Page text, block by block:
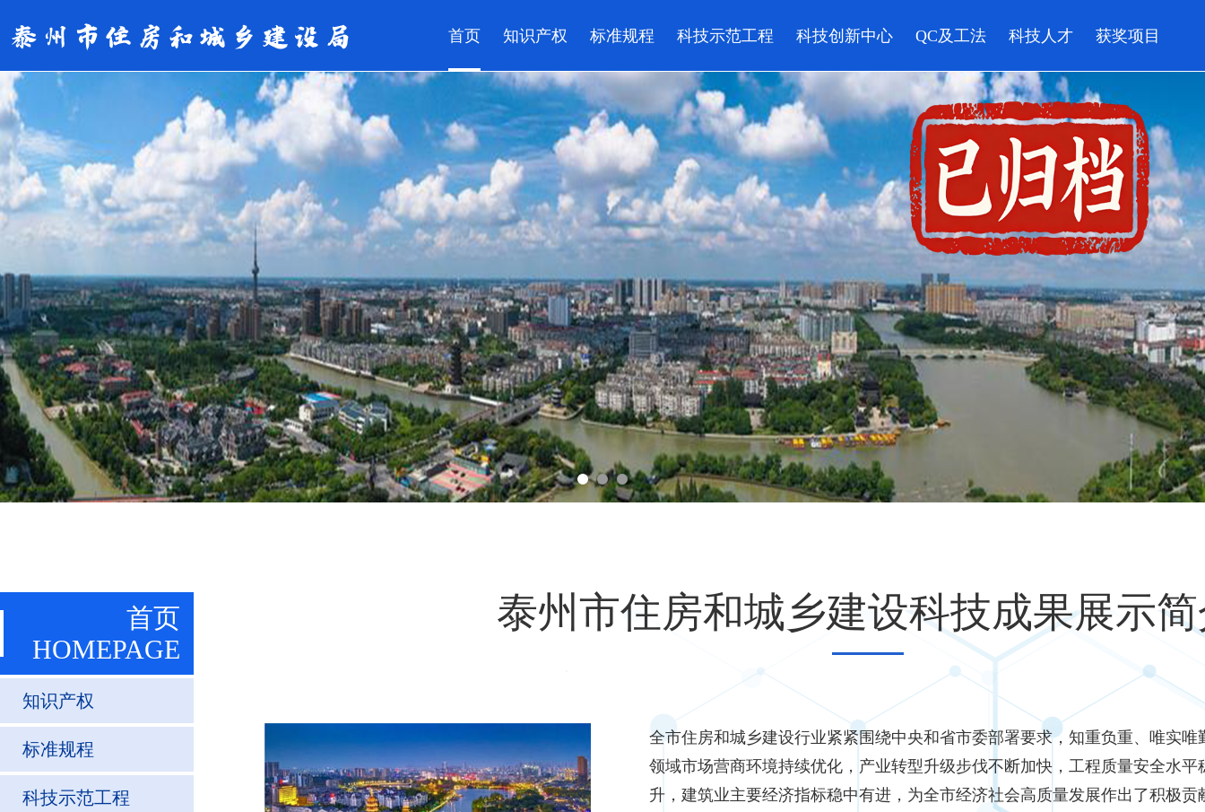
首页 知识产权 标准规程 科技示范工程 科技创新中心 QC及工法 科技人才 获奖项目
首页
HOMEPAGE
知识产权
标准规程
科技示范工程
泰州市住房和城乡建设科技成果展示
全市住房和城乡建设行业紧紧围绕中央和省市委部署要求，知重负重、唯实唯
领域市场营商环境持续优化，产业转型升级步伐不断加快，工程质量安全水平
升，建筑业主要经济指标稳中有进，为全市经济社会高质量发展作出了积极贡